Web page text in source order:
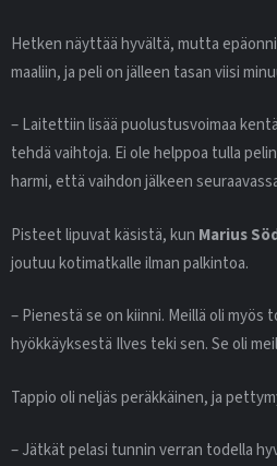
Hetken näyttää hyvältä, mutta
maaliin, ja peli on jälleen tasan viisi
– Laitettiin lisää puolustusvoimaa
tehdä vaihtoja. Ei ole helppoa tulla
harmi, että vaihdon jälkeen
Pisteet lipuvat käsistä, kun Marius
joutuu kotimatkalle ilman palkintoa.
– Pienestä se on kiinni. Meillä oli
hyökkäyksestä Ilves teki sen. Se oli
Tappio oli neljäs peräkkäinen, ja
– Jätkät pelasi tunnin verran todella